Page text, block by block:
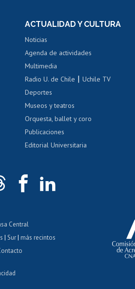
Portal de movilidad interna
Certificado de renta
Certificado de renta
Gestión de correo uchile
Acoso laboral, sexual y violencia
ACTUALIDAD Y CULTURA
Noticias
Agenda de actividades
Multimedia
Radio U. de Chile |Uchile TV
Deportes
Museos y teatros
Orquesta, ballet y coro
Publicaciones
Editorial Universitaria
Central
| Sur| más recintos